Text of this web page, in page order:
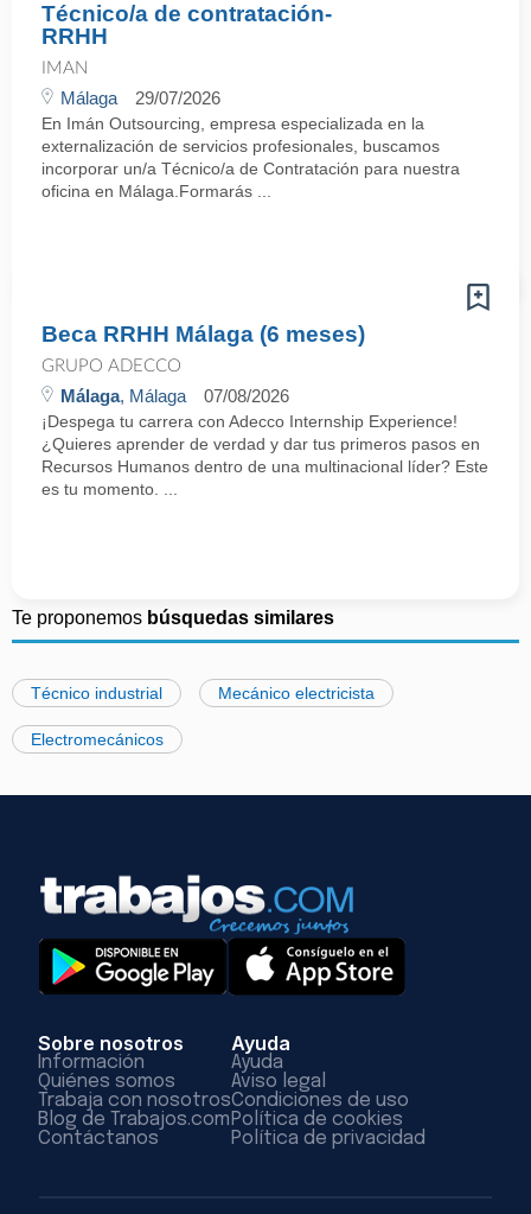
Técnico/a de contratación-
RRHH
IMAN
Málaga 29/07/2026
En Imán Outsourcing, empresa especializada en la
externalización de servicios profesionales, buscamos
incorporar un/a Técnico/a de Contratación para nuestra
oficina en Málaga.Formarás ...
Beca RRHH Málaga (6 meses)
GRUPO ADECCO
Málaga, Málaga 07/08/2026
¡Despega tu carrera con Adecco Internship Experience!
¿Quieres aprender de verdad y dar tus primeros pasos en
Recursos Humanos dentro de una multinacional líder? Este
es tu momento. ...
Te proponemos búsquedas similares
Técnico industrial Mecánico electricista
Electromecánicos
Sobre nosotros
Información
Quiénes somos
Trabaja con nosotros
Blog de Trabajos.com
Contáctanos
Ayuda
Ayuda
Aviso legal
Condiciones de uso
Política de cookies
Política de privacidad